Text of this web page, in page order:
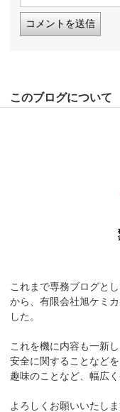
このブログについて
これまで専務ブログと
から、有限会社旭ケミ
した。
これを機に内容も一新
安全に関することなど
趣味のことなど、幅広
よろしくお願いいたしま